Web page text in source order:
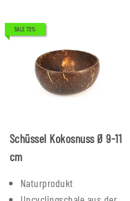
SALE 72%
Schüssel Kokosnuss Ø 9-11
cm
Naturprodukt